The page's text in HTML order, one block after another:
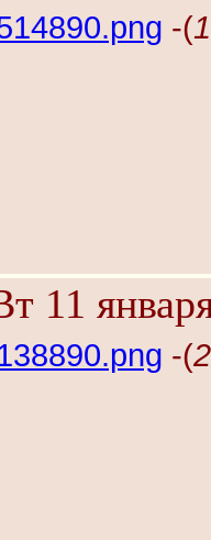
-(
11
-(